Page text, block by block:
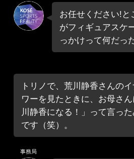
お任せください!と
がフィギュアスケ
っかけって何だっ
トリノで、荒川静香さんの
ワーを見たときに、お母さ
川静香になる！」って言っ
です（笑）。
事務局